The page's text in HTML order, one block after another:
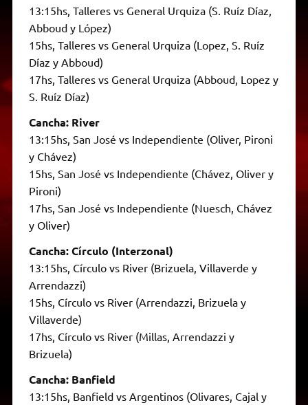
13:15hs, Talleres vs General Urquiza (S. Ruíz Díaz,
Abboud y López)
15hs, Talleres vs General Urquiza (Lopez, S. Ruíz
Díaz y Abboud)
17hs, Talleres vs General Urquiza (Abboud, Lopez y
S. Ruíz Díaz)
Cancha: River
13:15hs, San José vs Independiente (Oliver, Pironi
y Chávez)
15hs, San José vs Independiente (Chávez, Oliver y
Pironi)
17hs, San José vs Independiente (Nuesch, Chávez
y Oliver)
Cancha: Círculo (Interzonal)
13:15hs, Círculo vs River (Brizuela, Villaverde y
Arrendazzi)
15hs, Círculo vs River (Arrendazzi, Brizuela y
Villaverde)
17hs, Círculo vs River (Millas, Arrendazzi y
Brizuela)
Cancha: Banfield
13:15hs, Banfield vs Argentinos (Olivares, Cajal y